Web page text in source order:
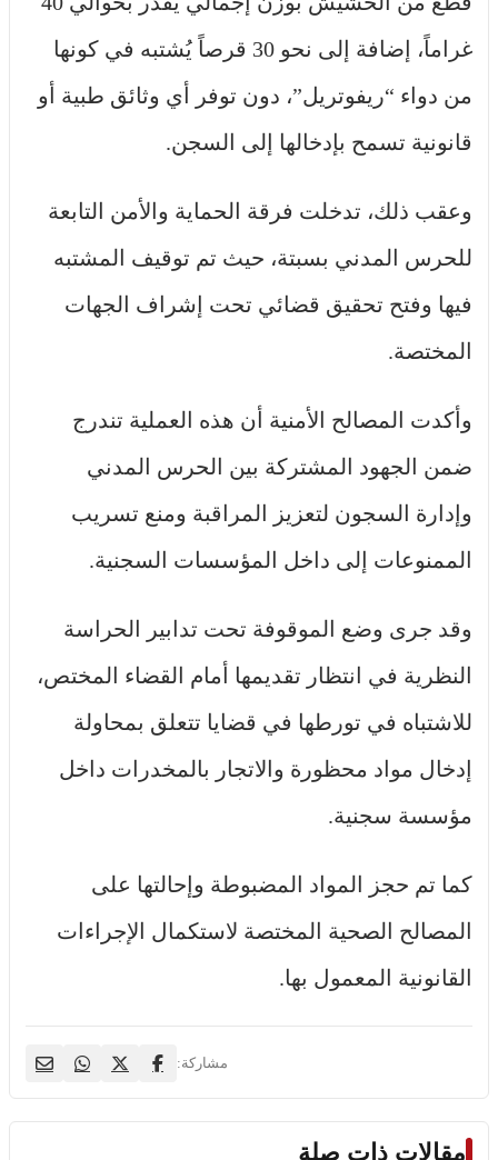
غراماً، إضافة إلى نحو 30 قرصاً يُشتبه في كونها
من دواء “ريفوتريل”، دون توفر أي وثائق طبية أو
قانونية تسمح بإدخالها إلى السجن.
وعقب ذلك، تدخلت فرقة الحماية والأمن التابعة
للحرس المدني بسبتة، حيث تم توقيف المشتبه
فيها وفتح تحقيق قضائي تحت إشراف الجهات
المختصة.
وأكدت المصالح الأمنية أن هذه العملية تندرج
ضمن الجهود المشتركة بين الحرس المدني
وإدارة السجون لتعزيز المراقبة ومنع تسريب
الممنوعات إلى داخل المؤسسات السجنية.
وقد جرى وضع الموقوفة تحت تدابير الحراسة
النظرية في انتظار تقديمها أمام القضاء المختص،
للاشتباه في تورطها في قضايا تتعلق بمحاولة
إدخال مواد محظورة والاتجار بالمخدرات داخل
مؤسسة سجنية.
كما تم حجز المواد المضبوطة وإحالتها على
المصالح الصحية المختصة لاستكمال الإجراءات
القانونية المعمول بها.
مشاركة:
مقالات ذات صلة